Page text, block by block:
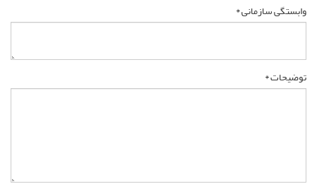
وابستگی سازمانی *
توضیحات *